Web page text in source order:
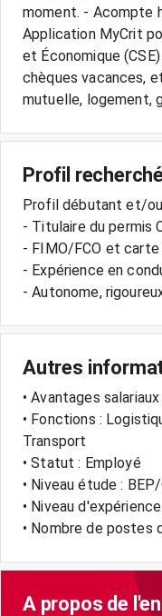
moment. - Acompte
Application MyCrit
et Économique
chèques vacances,
mutuelle, logement,
Profil recherché
Profil débutant et/
- Titulaire du permis
- FIMO/FCO et
- Expérience en
Autres
• Avantages
• Fonctions :
Transport
• Statut : Employé
• Niveau étude :
• Niveau
• Nombre de postes
A propos de